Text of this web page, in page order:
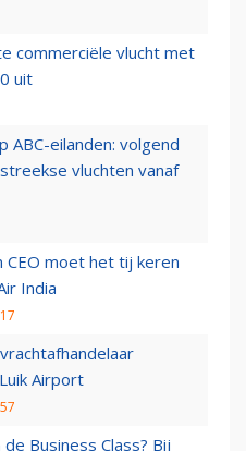
commerciële vlucht met
uit
ABC-eilanden: volgend
vluchten vanaf
CEO moet het tij keren
India
Airport
Business Class? Bij